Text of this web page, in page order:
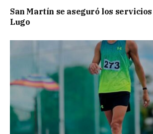
San Martín se aseguró los servicios
Lugo